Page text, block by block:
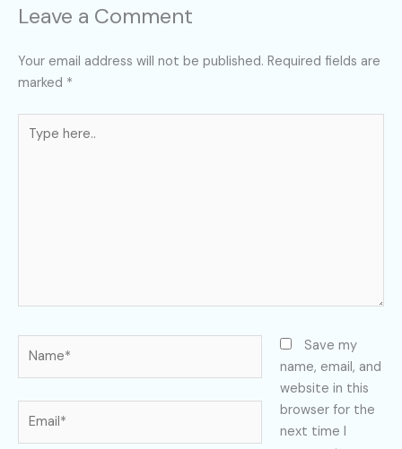
Leave a Comment
Your email address will not be published. Required fields are
marked *
here..
Save my
name, email, and
website in this
browser for the
next time I